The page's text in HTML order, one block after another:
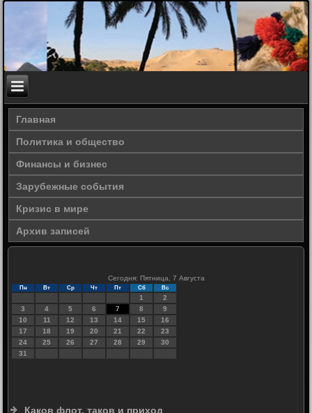
Главная
Политика и общество
Финансы и бизнес
Зарубежные события
Кризис в мире
Архив записей
Сегодня: Пятница, 7 Августа
Пн Вт Ср Чт Пт Сб Вс
1
2
3
4 5 6 7 8
9
10
11 12 13 14 15
16
17
18 19 20 21 22
23
24
25 26 27 28 29
30
31
Каков флот, таков и приход